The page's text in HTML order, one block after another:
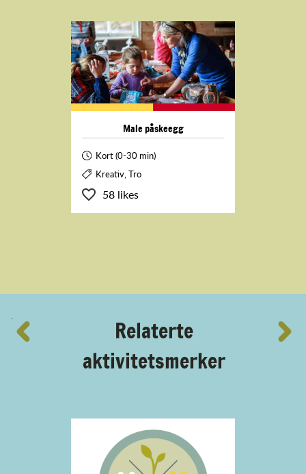
Male påskeegg
Kort (0-30 min)
Kreativ, Tro
58 likes
´
Relaterte
aktivitetsmerker